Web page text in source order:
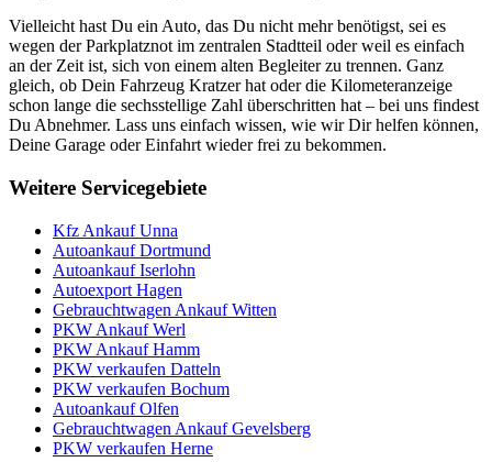
Vielleicht hast Du ein Auto, das Du nicht mehr benötigst, sei es
wegen der Parkplatznot im zentralen Stadtteil oder weil es einfach
an der Zeit ist, sich von einem alten Begleiter zu trennen. Ganz
gleich, ob Dein Fahrzeug Kratzer hat oder die Kilometeranzeige
schon lange die sechsstellige Zahl überschritten hat – bei uns findest
Du Abnehmer. Lass uns einfach wissen, wie wir Dir helfen können,
Deine Garage oder Einfahrt wieder frei zu bekommen.
Weitere Servicegebiete
Kfz Ankauf Unna
Autoankauf Dortmund
Autoankauf Iserlohn
Autoexport Hagen
Gebrauchtwagen Ankauf Witten
PKW Ankauf Werl
PKW Ankauf Hamm
PKW verkaufen Datteln
PKW verkaufen Bochum
Autoankauf Olfen
Gebrauchtwagen Ankauf Gevelsberg
PKW verkaufen Herne